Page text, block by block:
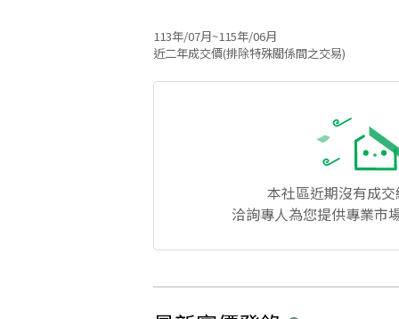
113年/07月~115年/06月
近二年成交價(排除特殊關係間之交易)
本社區近期沒有成
洽詢專人為您提供專業市